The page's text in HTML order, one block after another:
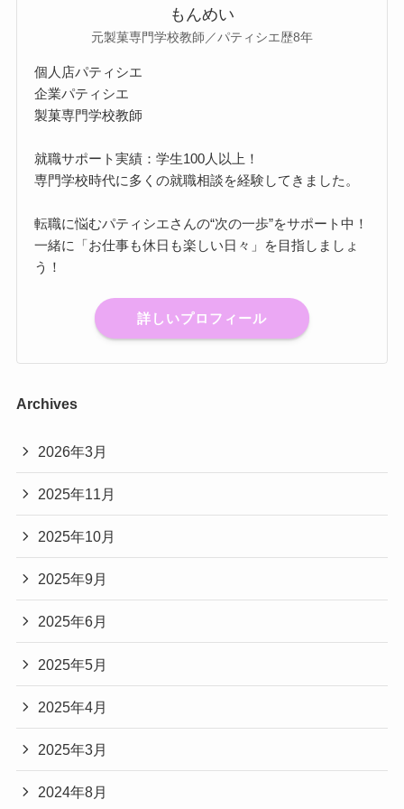
もんめい
元製菓専門学校教師／パティシエ歴8年
個人店パティシエ
企業パティシエ
製菓専門学校教師
就職サポート実績：学生100人以上！
専門学校時代に多くの就職相談を経験してきました。
転職に悩むパティシエさんの“次の一歩”をサポート中！
一緒に「お仕事も休日も楽しい日々」を目指しましょ
う！
詳しいプロフィール
Archives
2026年3月
2025年11月
2025年10月
2025年9月
2025年6月
2025年5月
2025年4月
2025年3月
2024年8月